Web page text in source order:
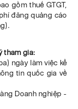
gồm thuế GTGT,
đăng quảng cáo
tham gia:
ngày làm việc kể
tin quốc gia về
Doanh nghiệp -